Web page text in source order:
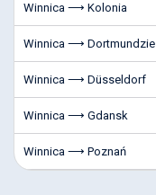
Winnica ⟶ Kolonia
Winnica ⟶ Dortmundzie
Winnica ⟶ Düsseldorf
Winnica ⟶ Gdansk
Winnica ⟶ Poznań